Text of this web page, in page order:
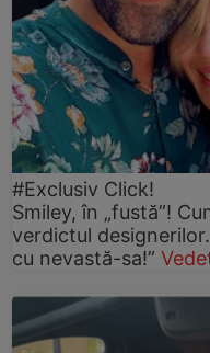
#Exclusiv Click!
Smiley, în „fustă”!
verdictul
cu nevastă-sa!”